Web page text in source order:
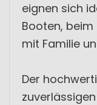
eignen sich
Booten,
mit Familie
Der